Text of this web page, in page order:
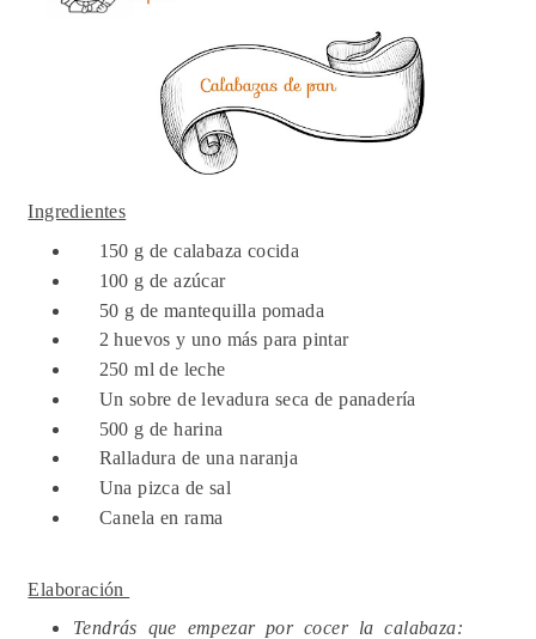
Ingredientes
150 g de calabaza cocida
100 g de azúcar
50 g de mantequilla pomada
2 huevos y uno más para pintar
250 ml de leche
Un sobre de levadura seca de panadería
500 g de harina
Ralladura de una naranja
Una pizca de sal
Canela en rama
Elaboración
Tendrás que empezar por cocer la calabaza: